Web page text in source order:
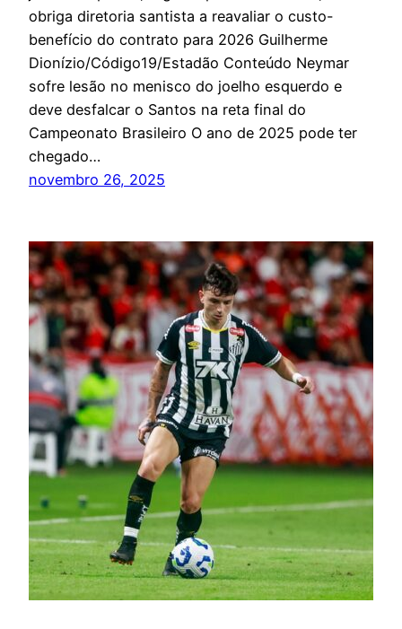
obriga diretoria santista a reavaliar o custo-
benefício do contrato para 2026 Guilherme
Dionízio/Código19/Estadão Conteúdo Neymar
sofre lesão no menisco do joelho esquerdo e
deve desfalcar o Santos na reta final do
Campeonato Brasileiro O ano de 2025 pode ter
chegado…
novembro 26, 2025